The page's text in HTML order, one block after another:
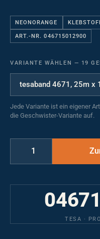
NEONORANGE
ART.-NR. 046715012900
VARIANTE WÄHLEN — 19
Jede Variante ist ein eigener
die Geschwister-Variante auf.
TESA ·